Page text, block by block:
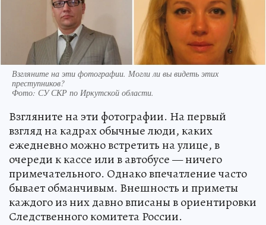
Взгляните на эти фотографии. Могли ли вы видеть этих
преступников?
Фото: СУ СКР по Иркутской области.
Взгляните на эти фотографии. На первый
взгляд на кадрах обычные люди, каких
ежедневно можно встретить на улице, в
очереди к кассе или в автобусе — ничего
примечательного. Однако впечатление часто
бывает обманчивым. Внешность и приметы
каждого из них давно вписаны в ориентировки
Следственного комитета России.